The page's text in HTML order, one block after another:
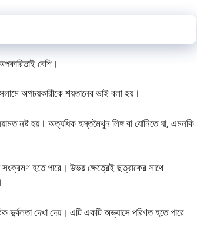
বেশি।
অপচয়কারীকে শয়তানের ভাই বলা হয়।
নষ্ট হয়। অত্যধিক হস্তমৈথুন লিঙ্গ বা যোনিতে ঘা, এমনকি
সংক্রমণ হতে পারে। উভয় ক্ষেত্রেই ছত্রাকের সাথে
দুর্বলতা দেখা দেয়। এটি একটি অভ্যাসে পরিণত হতে পারে